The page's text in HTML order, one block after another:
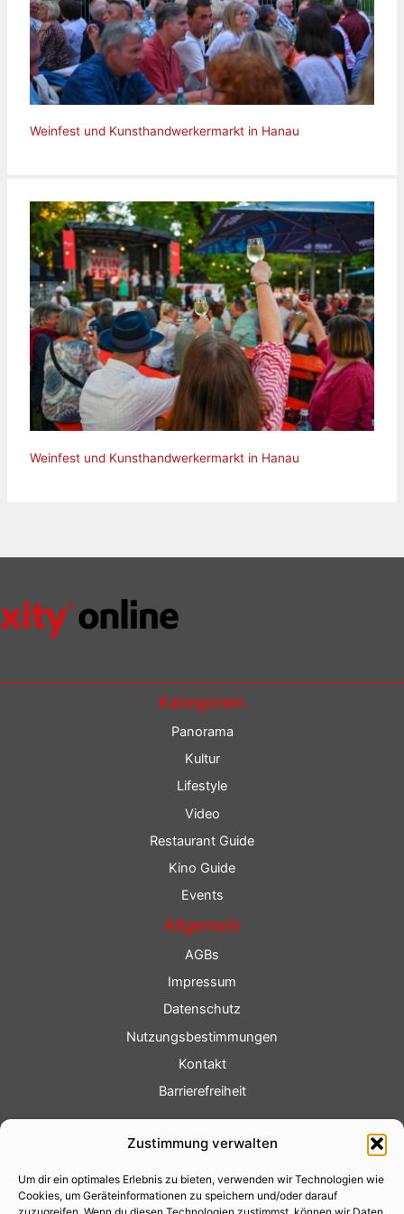
Zustimmung verwalten
Um dir ein optimales Erlebnis zu bieten, verwenden wir Technologien wie
Cookies, um Geräteinformationen zu speichern und/oder darauf
Weinfest und Kunsthandwerkermarkt in Hanau
Weinfest und Kunsthandwerkermarkt in Hanau
Kategorien
Panorama
Kultur
Lifestyle
Video
Restaurant Guide
Kino Guide
Events
Allgemein
AGBs
Impressum
Datenschutz
Nutzungsbestimmungen
Kontakt
Barrierefreiheit
Fotoservice
Videoservice